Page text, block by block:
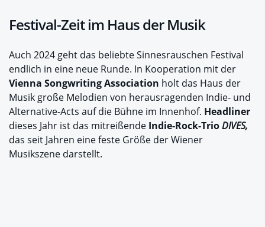
Festival-Zeit im Haus der Musik
Auch 2024 geht das beliebte Sinnesrauschen Festival
endlich in eine neue Runde. In Kooperation mit der
Vienna Songwriting Association holt das Haus der
Musik große Melodien von herausragenden Indie- und
Alternative-Acts auf die Bühne im Innenhof. Headliner
dieses Jahr ist das mitreißende Indie-Rock-TrioDIVES,
das seit Jahren eine feste Größe der Wiener
Musikszene darstellt.